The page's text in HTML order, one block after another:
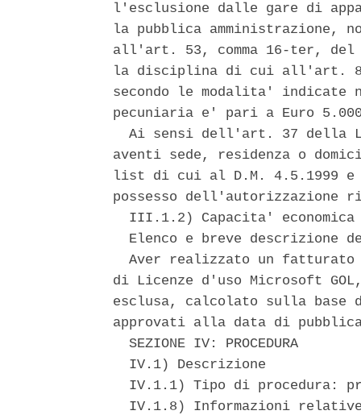
l'esclusione dalle gare di
la pubblica
all'art. 53, comma 16-ter, del
la disciplina di cui all'art.
secondo le modalita'
pecuniaria e' pari a Euro
Ai sensi dell'art. 37 della
aventi sede, residenza o
list di cui al D.M. 4.5.1999 e
possesso dell'autorizzazione
III.1.2) Capacita'
Elenco e breve descrizione
Aver realizzato un
di Licenze d'uso Microsoft
esclusa, calcolato sulla
approvati alla data di
  SEZIONE IV: PROCEDURA
  IV.1) Descrizione
IV.1.1) Tipo di procedura:
IV.1.8) Informazioni